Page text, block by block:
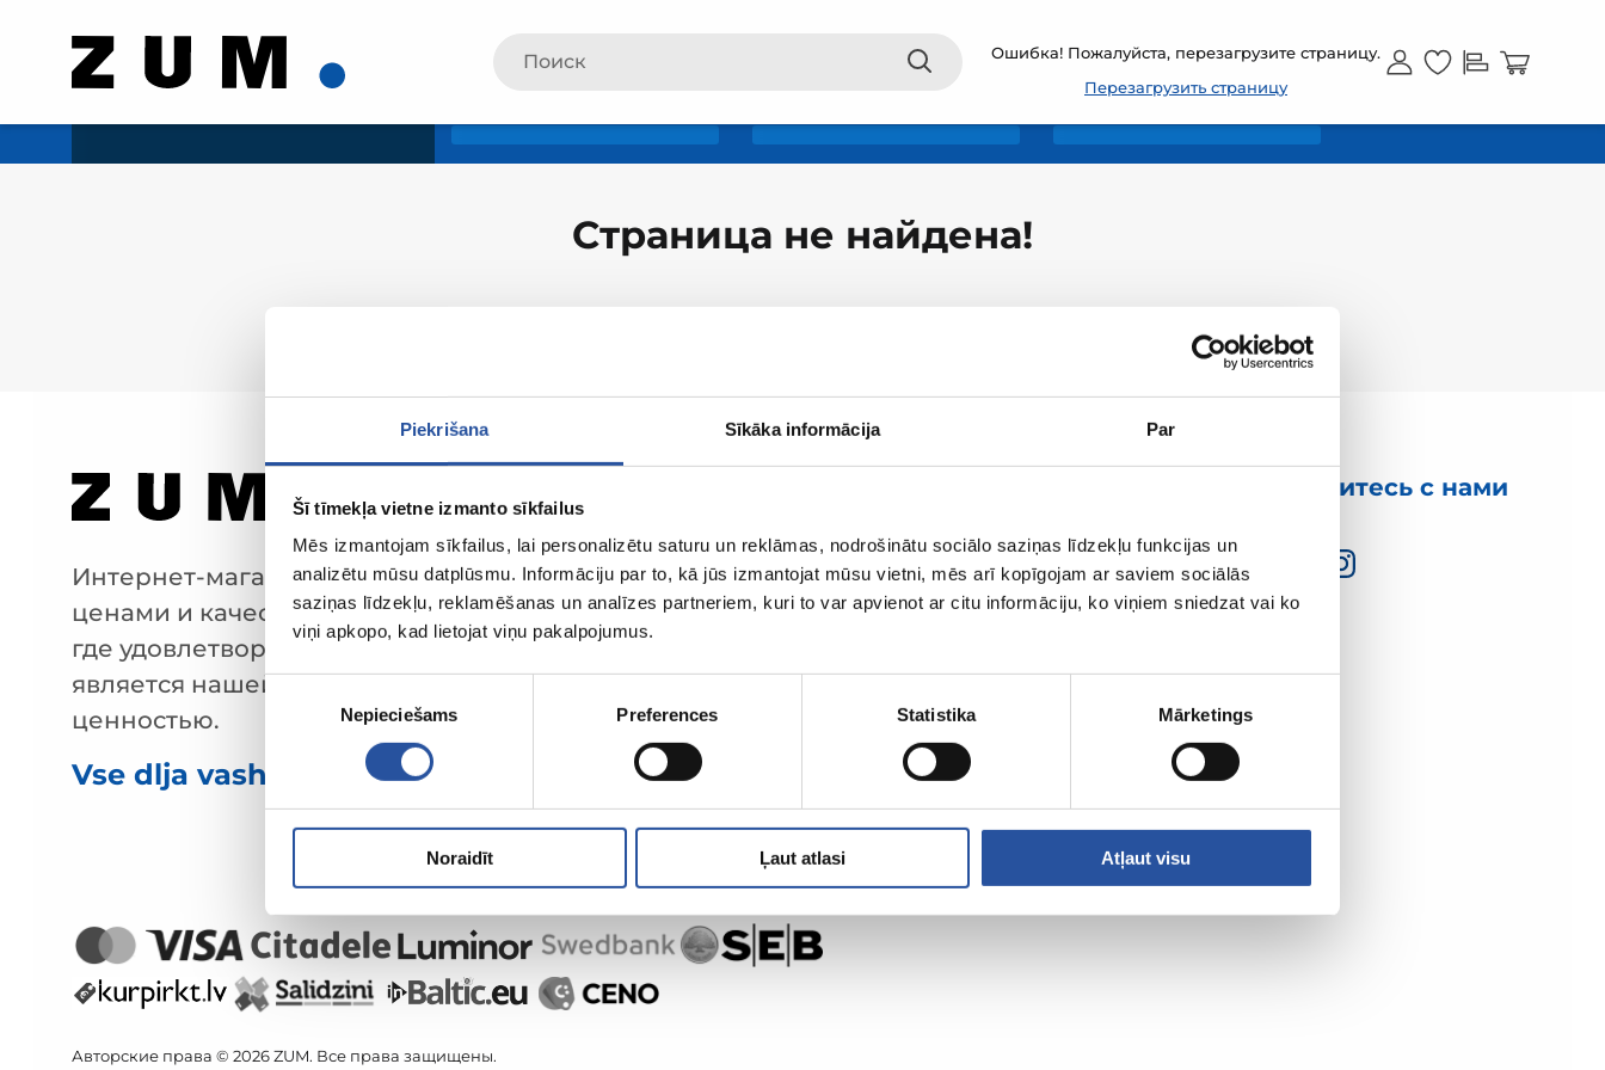
Piekrišana Sīkāka informācija Par
Šī tīmekļa vietne izmanto sīkfailus
Mēs izmantojam sīkfailus, lai personalizētu saturu un reklāmas, nodrošinātu sociālo saziņas līdzekļu funkcijas un
analizētu mūsu datplūsmu. Informāciju par to, kā jūs izmantojat mūsu vietni, mēs arī kopīgojam ar saviem sociālās
saziņas līdzekļu, reklamēšanas un analīzes partneriem, kuri to var apvienot ar citu informāciju, ko viņiem sniedzat vai ko
viņi apkopo, kad lietojat viņu pakalpojumus.
Piekrišanas
Nepieciešams Preferences Statistika Mārketings
Noraidīt Ļaut atlasi Atļaut visu
Ошибка! Пожалуйста, перезагрузите страницу.
Перезагрузить страницу
Страница не найдена!
Интернет-магазин с выгодными
ценами и качественными товарами,
где удовлетворённость клиента
является нашей главной
ценностью.
Vse dlja vashego doma i sada!
Свяжитесь с нами
Авторские права © 2026 ZUM. Все права защищены.